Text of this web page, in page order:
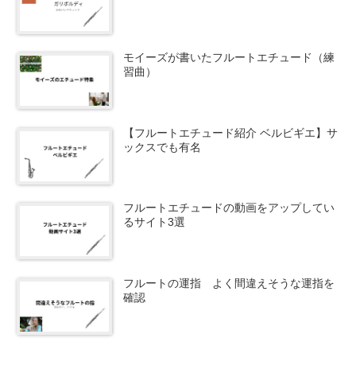
モイーズが書いたフルートエチュード（練
習曲）
【フルートエチュード紹介 ベルビギエ】サ
ックスでも有名
フルートエチュードの動画をアップしてい
るサイト3選
フルートの運指 よく間違えそうな運指を
確認